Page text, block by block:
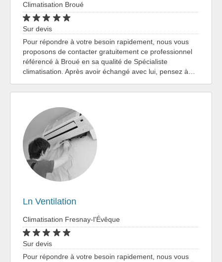
Climatisation Broué
Sur devis
Pour répondre à votre besoin rapidement, nous vous
proposons de contacter gratuitement ce professionnel
référencé à Broué en sa qualité de Spécialiste
climatisation. Après avoir échangé avec lui, pensez à…
Ln Ventilation
Climatisation Fresnay-l'Évêque
Sur devis
Pour répondre à votre besoin rapidement, nous vous